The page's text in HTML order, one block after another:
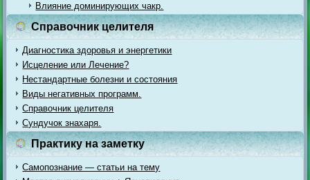
Влияние доминирующих чакр.
Справочник целителя
Диагностика здоровья и энергетики
Исцеление или Лечение?
Нестандартные болезни и состояния
Виды негативных программ.
Справочник целителя
Сундучок знахаря.
Практику на заметку
Самопознание — статьи на тему